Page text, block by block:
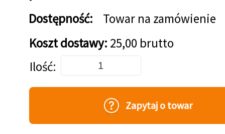
Dostępność:
Towar na zamówienie
Koszt dostawy: 25,00 brutto
Dodaj do koszyka
Ilość
Zapytaj o towar